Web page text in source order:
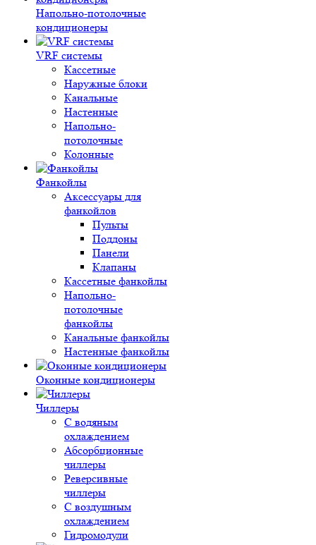
Напольно-потолочные
кондиционеры
VRF системы
Кассетные
Наружные блоки
Канальные
Настенные
Напольно-
потолочные
Колонные
Фанкойлы
Аксессуары для
фанкойлов
Пульты
Поддоны
Панели
Клапаны
Кассетные фанкойлы
Напольно-
потолочные
фанкойлы
Канальные фанкойлы
Настенные фанкойлы
Оконные кондиционеры
Чиллеры
С водяным
охлаждением
Абсорбционные
чиллеры
Реверсивные
чиллеры
С воздушным
охлаждением
Гидромодули